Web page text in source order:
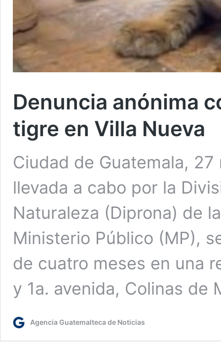
Denuncia anónima
tigre en Villa Nueva
Ciudad de Guatemala,
llevada a cabo por la
Naturaleza (Diprona) de
Ministerio Público (MP),
de cuatro meses en una
y 1a. avenida, Colinas
Agencia Guatemalteca de Noticias